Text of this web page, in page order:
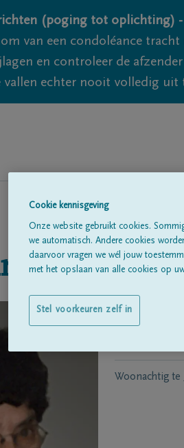
(poging tot oplichting) -
van een condoléance
en controleer de
echter nooit volledig uit
Geboren te
Woonachtig te
Cookie kennisgeving
Onze website gebruikt cookies.
we automatisch. Andere cookies
daarvoor vragen we wél jouw
met het opslaan van alle cookies op
Stel voorkeuren zelf in